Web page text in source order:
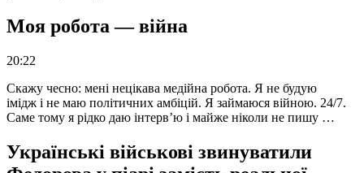
Моя робота — війна
20:22
Скажу чесно: мені нецікава медійна робота. Я не будую
імідж і не маю політичних амбіцій. Я займаюся війною. 24/7.
Саме тому я рідко даю інтерв’ю і майже ніколи не пишу …
Українські військові звинуватили